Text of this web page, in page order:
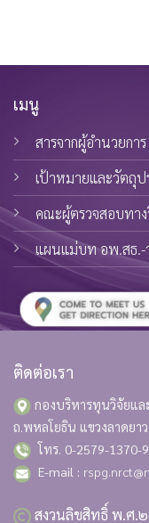
เมนู
สารจากผู้อำนวยกา
เป้าหมายและวัตถุป
คณะผู้ตรวจสอบทาง
แผนแม่บท อพ.สธ.-
ติดต่อเรา
กองบริหารทุนวิจัยแล
ถ.พหลโยธิน แขวงลาดยา
โทร. 0-2579-1370-
E-mail :
สงวนลิขสิทธิ์ พ.ศ.